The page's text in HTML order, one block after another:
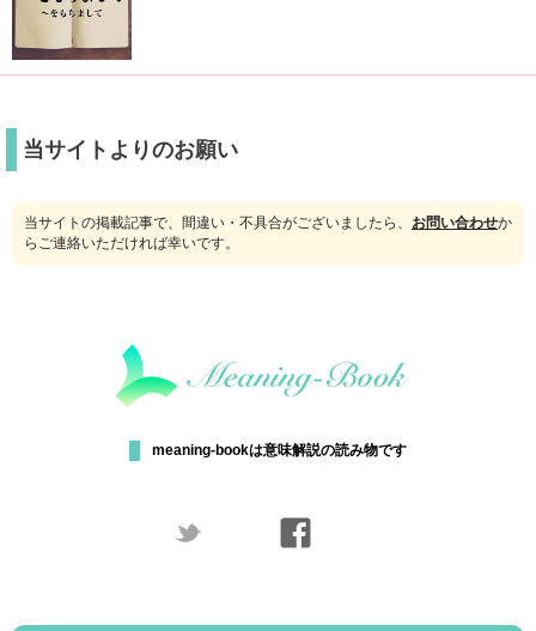
当サイトよりのお願い
当サイトの掲載記事で、間違い・不具合がございましたら、 お問い合わせか
らご連絡いただければ幸いです。
meaning-bookは意味解説の読み物です